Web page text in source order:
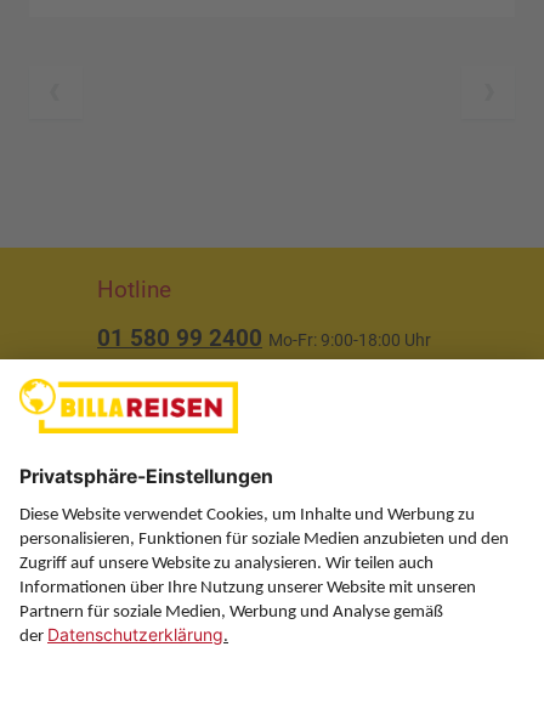
Hotline
01 580 99 2400 Mo-Fr: 9:00-18:00 Uhr
Über uns
Service
Information
Folgen Sie uns auf